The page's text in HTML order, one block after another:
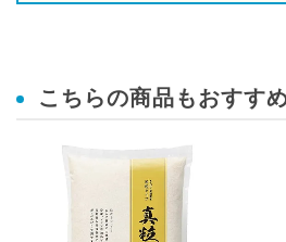
こちらの商品もおすすめ